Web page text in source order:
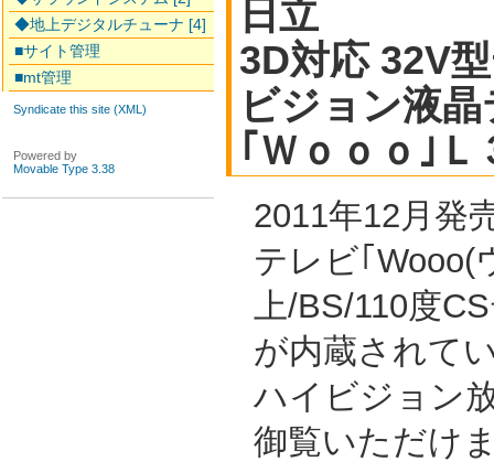
日立
3D対応 32V
ビジョン液
｢Ｗｏｏｏ｣
2011年12月発
テレビ｢Wooo(
上/BS/110度
が内蔵されて
ハイビジョン
御覧いただけ
◆地上デジタルチューナ [4]
■サイト管理
■mt管理
Syndicate this site (XML)
Powered by
Movable Type 3.38